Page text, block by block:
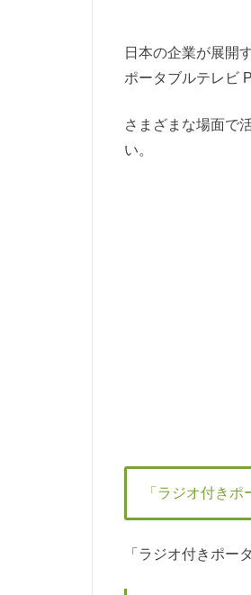
日本の企業が展開
ポータブルテレビ
さまざまな場面で
い。
「ラジオ付き
「ラジオ付きポー